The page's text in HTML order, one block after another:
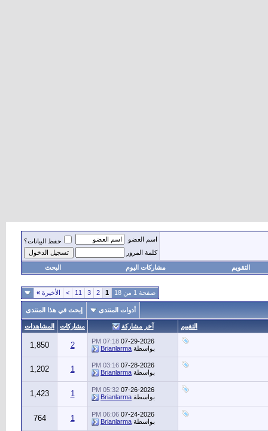
اسم العضو
حفظ البيانات؟
كلمة المرور
التقويم مشاركات اليوم البحث
صفحة 1 من 18 1
2
3
11
> الأخيرة »
أدوات المنتدى إبحث في هذا المنتدى
التقييم آخر مشاركة مشاركات المشاهدات
07-29-2026
07:18 PM
بواسطة Brianlarma
2
1,850
07-28-2026
03:16 PM
بواسطة Brianlarma
1
1,202
07-26-2026
05:32 PM
بواسطة Brianlarma
1
1,423
07-24-2026
06:06 PM
بواسطة Brianlarma
1
764